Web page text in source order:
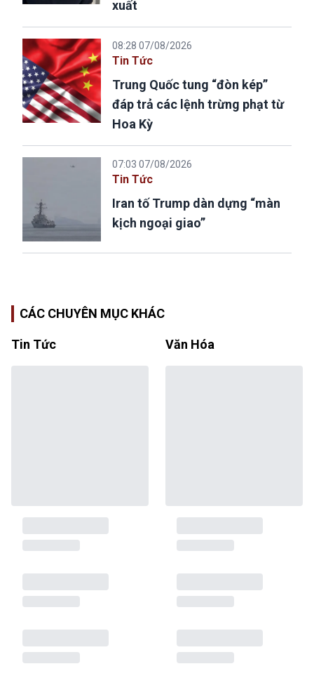
xuất
08:28 07/08/2026
Tin Tức
Trung Quốc tung “đòn kép”
đáp trả các lệnh trừng phạt từ
Hoa Kỳ
07:03 07/08/2026
Tin Tức
Iran tố Trump dàn dựng “màn
kịch ngoại giao”
CÁC CHUYÊN MỤC KHÁC
Tin Tức Văn Hóa